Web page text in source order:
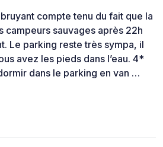
compte tenu du fait que la
campeurs sauvages après 22h
Le parking reste très sympa, il
avez les pieds dans l’eau. 4*
dans le parking en van …